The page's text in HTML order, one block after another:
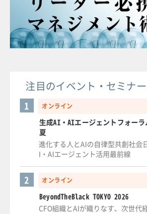
注目のイベント・セミナ
オンライン
1
生成AI・AIエージェントフォー
夏
進化する人とAIの自律型共創社会
I・AIエージェント活用最前線
オンライン
2
BeyondTheBlack TOKYO 2026
CFO組織とAIが織りなす、次世代